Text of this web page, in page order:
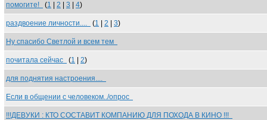
помогите! (1 2 3 4)
раздвоение личности.... (1 2 3)
Ну спасибо Светлой и всем тем
почитала сейчас (1 2)
для поднятия настроения....
Если в общении с человеком../опрос
!!!ДЕВУКИ : КТО СОСТАВИТ КОМПАНИЮ ДЛЯ ПОХОДА В КИНО !!!